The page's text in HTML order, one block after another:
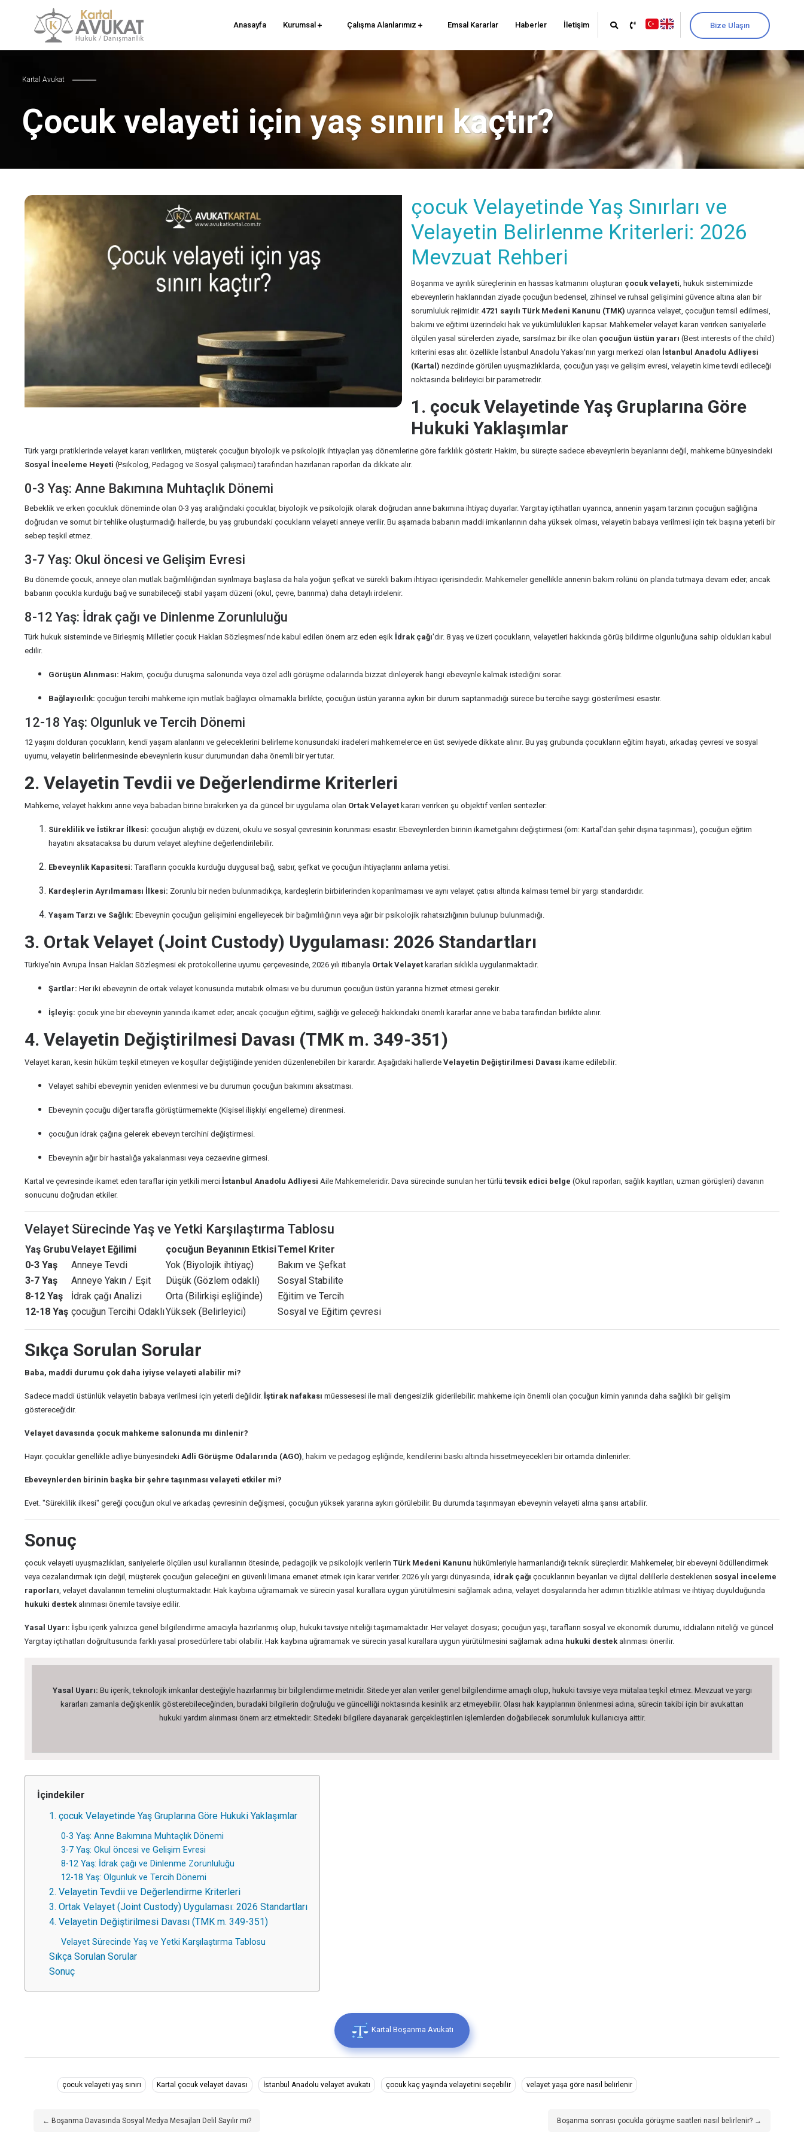
Anasayfa Kurumsal Çalışma Alanlarımız Emsal Kararlar Haberler İletişim Bize Ulaşın
Kartal Avukat
Çocuk velayeti için yaş sınırı kaçtır?
çocuk Velayetinde Yaş Sınırları ve
Velayetin Belirlenme Kriterleri: 2026
Mevzuat Rehberi
Boşanma ve ayrılık süreçlerinin en hassas katmanını oluşturan çocuk velayeti, hukuk sistemimizde
ebeveynlerin haklarından ziyade çocuğun bedensel, zihinsel ve ruhsal gelişimini güvence altına alan bir
sorumluluk rejimidir. 4721 sayılı Türk Medeni Kanunu (TMK) uyarınca velayet, çocuğun temsil edilmesi,
bakımı ve eğitimi üzerindeki hak ve yükümlülükleri kapsar. Mahkemeler velayet kararı verirken saniyelerle
ölçülen yasal sürelerden ziyade, sarsılmaz bir ilke olan çocuğun üstün yararı (Best interests of the child)
kriterini esas alır. özellikle İstanbul Anadolu Yakası’nın yargı merkezi olan İstanbul Anadolu Adliyesi
(Kartal) nezdinde görülen uyuşmazlıklarda, çocuğun yaşı ve gelişim evresi, velayetin kime tevdi edileceği
noktasında belirleyici bir parametredir.
1. çocuk Velayetinde Yaş Gruplarına Göre
Hukuki Yaklaşımlar
Türk yargı pratiklerinde velayet kararı verilirken, müşterek çocuğun biyolojik ve psikolojik ihtiyaçları yaş dönemlerine göre farklılık gösterir. Hakim, bu süreçte sadece ebeveynlerin beyanlarını değil, mahkeme bünyesindeki
Sosyal İnceleme Heyeti (Psikolog, Pedagog ve Sosyal çalışmacı) tarafından hazırlanan raporları da dikkate alır.
0-3 Yaş: Anne Bakımına Muhtaçlık Dönemi
Bebeklik ve erken çocukluk döneminde olan 0-3 yaş aralığındaki çocuklar, biyolojik ve psikolojik olarak doğrudan anne bakımına ihtiyaç duyarlar. Yargıtay içtihatları uyarınca, annenin yaşam tarzının çocuğun sağlığına
doğrudan ve somut bir tehlike oluşturmadığı hallerde, bu yaş grubundaki çocukların velayeti anneye verilir. Bu aşamada babanın maddi imkanlarının daha yüksek olması, velayetin babaya verilmesi için tek başına yeterli bir
sebep teşkil etmez.
3-7 Yaş: Okul öncesi ve Gelişim Evresi
Bu dönemde çocuk, anneye olan mutlak bağımlılığından sıyrılmaya başlasa da hala yoğun şefkat ve sürekli bakım ihtiyacı içerisindedir. Mahkemeler genellikle annenin bakım rolünü ön planda tutmaya devam eder; ancak
babanın çocukla kurduğu bağ ve sunabileceği stabil yaşam düzeni (okul, çevre, barınma) daha detaylı irdelenir.
8-12 Yaş: İdrak çağı ve Dinlenme Zorunluluğu
Türk hukuk sisteminde ve Birleşmiş Milletler çocuk Hakları Sözleşmesi’nde kabul edilen önem arz eden eşik İdrak çağı'dır. 8 yaş ve üzeri çocukların, velayetleri hakkında görüş bildirme olgunluğuna sahip oldukları kabul
edilir.
Görüşün Alınması: Hakim, çocuğu duruşma salonunda veya özel adli görüşme odalarında bizzat dinleyerek hangi ebeveynle kalmak istediğini sorar.
Bağlayıcılık: çocuğun tercihi mahkeme için mutlak bağlayıcı olmamakla birlikte, çocuğun üstün yararına aykırı bir durum saptanmadığı sürece bu tercihe saygı gösterilmesi esastır.
12-18 Yaş: Olgunluk ve Tercih Dönemi
12 yaşını dolduran çocukların, kendi yaşam alanlarını ve geleceklerini belirleme konusundaki iradeleri mahkemelerce en üst seviyede dikkate alınır. Bu yaş grubunda çocukların eğitim hayatı, arkadaş çevresi ve sosyal
uyumu, velayetin belirlenmesinde ebeveynlerin kusur durumundan daha önemli bir yer tutar.
2. Velayetin Tevdii ve Değerlendirme Kriterleri
Mahkeme, velayet hakkını anne veya babadan birine bırakırken ya da güncel bir uygulama olan Ortak Velayet kararı verirken şu objektif verileri sentezler:
Süreklilik ve İstikrar İlkesi: çocuğun alıştığı ev düzeni, okulu ve sosyal çevresinin korunması esastır. Ebeveynlerden birinin ikametgahını değiştirmesi (örn: Kartal'dan şehir dışına taşınması), çocuğun eğitim
hayatını aksatacaksa bu durum velayet aleyhine değerlendirilebilir.
Ebeveynlik Kapasitesi: Tarafların çocukla kurduğu duygusal bağ, sabır, şefkat ve çocuğun ihtiyaçlarını anlama yetisi.
Kardeşlerin Ayrılmaması İlkesi: Zorunlu bir neden bulunmadıkça, kardeşlerin birbirlerinden koparılmaması ve aynı velayet çatısı altında kalması temel bir yargı standardıdır.
Yaşam Tarzı ve Sağlık: Ebeveynin çocuğun gelişimini engelleyecek bir bağımlılığının veya ağır bir psikolojik rahatsızlığının bulunup bulunmadığı.
3. Ortak Velayet (Joint Custody) Uygulaması: 2026 Standartları
Türkiye'nin Avrupa İnsan Hakları Sözleşmesi ek protokollerine uyumu çerçevesinde, 2026 yılı itibarıyla Ortak Velayet kararları sıklıkla uygulanmaktadır.
Şartlar: Her iki ebeveynin de ortak velayet konusunda mutabık olması ve bu durumun çocuğun üstün yararına hizmet etmesi gerekir.
İşleyiş: çocuk yine bir ebeveynin yanında ikamet eder; ancak çocuğun eğitimi, sağlığı ve geleceği hakkındaki önemli kararlar anne ve baba tarafından birlikte alınır.
4. Velayetin Değiştirilmesi Davası (TMK m. 349-351)
Velayet kararı, kesin hüküm teşkil etmeyen ve koşullar değiştiğinde yeniden düzenlenebilen bir karardır. Aşağıdaki hallerde Velayetin Değiştirilmesi Davası ikame edilebilir:
Velayet sahibi ebeveynin yeniden evlenmesi ve bu durumun çocuğun bakımını aksatması.
Ebeveynin çocuğu diğer tarafla görüştürmemekte (Kişisel ilişkiyi engelleme) direnmesi.
çocuğun idrak çağına gelerek ebeveyn tercihini değiştirmesi.
Ebeveynin ağır bir hastalığa yakalanması veya cezaevine girmesi.
Kartal ve çevresinde ikamet eden taraflar için yetkili merci İstanbul Anadolu Adliyesi Aile Mahkemeleridir. Dava sürecinde sunulan her türlü tevsik edici belge (Okul raporları, sağlık kayıtları, uzman görüşleri) davanın
sonucunu doğrudan etkiler.
Velayet Sürecinde Yaş ve Yetki Karşılaştırma Tablosu
Yaş GrubuVelayet Eğilimi çocuğun Beyanının EtkisiTemel Kriter
0-3 Yaş
Anneye Tevdi Yok (Biyolojik ihtiyaç)
Bakım ve Şefkat
3-7 Yaş
Anneye Yakın / Eşit Düşük (Gözlem odaklı)
Sosyal Stabilite
8-12 Yaş
İdrak çağı Analizi Orta (Bilirkişi eşliğinde)
Eğitim ve Tercih
12-18 Yaş çocuğun Tercihi OdaklıYüksek (Belirleyici) Sosyal ve Eğitim çevresi
Sıkça Sorulan Sorular
Baba, maddi durumu çok daha iyiyse velayeti alabilir mi?
Sadece maddi üstünlük velayetin babaya verilmesi için yeterli değildir. İştirak nafakası müessesesi ile mali dengesizlik giderilebilir; mahkeme için önemli olan çocuğun kimin yanında daha sağlıklı bir gelişim
göstereceğidir.
Velayet davasında çocuk mahkeme salonunda mı dinlenir?
Hayır. çocuklar genellikle adliye bünyesindeki Adli Görüşme Odalarında (AGO), hakim ve pedagog eşliğinde, kendilerini baskı altında hissetmeyecekleri bir ortamda dinlenirler.
Ebeveynlerden birinin başka bir şehre taşınması velayeti etkiler mi?
Evet. "Süreklilik ilkesi" gereği çocuğun okul ve arkadaş çevresinin değişmesi, çocuğun yüksek yararına aykırı görülebilir. Bu durumda taşınmayan ebeveynin velayeti alma şansı artabilir.
Sonuç
çocuk velayeti uyuşmazlıkları, saniyelerle ölçülen usul kurallarının ötesinde, pedagojik ve psikolojik verilerin Türk Medeni Kanunu hükümleriyle harmanlandığı teknik süreçlerdir. Mahkemeler, bir ebeveyni ödüllendirmek
veya cezalandırmak için değil, müşterek çocuğun geleceğini en güvenli limana emanet etmek için karar verirler. 2026 yılı yargı dünyasında, idrak çağı çocuklarının beyanları ve dijital delillerle desteklenen sosyal inceleme
raporları, velayet davalarının temelini oluşturmaktadır. Hak kaybına uğramamak ve sürecin yasal kurallara uygun yürütülmesini sağlamak adına, velayet dosyalarında her adımın titizlikle atılması ve ihtiyaç duyulduğunda
hukuki destek alınması önemle tavsiye edilir.
Yasal Uyarı: İşbu içerik yalnızca genel bilgilendirme amacıyla hazırlanmış olup, hukuki tavsiye niteliği taşımamaktadır. Her velayet dosyası; çocuğun yaşı, tarafların sosyal ve ekonomik durumu, iddiaların niteliği ve güncel
Yargıtay içtihatları doğrultusunda farklı yasal prosedürlere tabi olabilir. Hak kaybına uğramamak ve sürecin yasal kurallara uygun yürütülmesini sağlamak adına hukuki destek alınması önerilir.
Yasal Uyarı: Bu içerik, teknolojik imkanlar desteğiyle hazırlanmış bir bilgilendirme metnidir. Sitede yer alan veriler genel bilgilendirme amaçlı olup, hukuki tavsiye veya mütalaa teşkil etmez. Mevzuat ve yargı
kararları zamanla değişkenlik gösterebileceğinden, buradaki bilgilerin doğruluğu ve güncelliği noktasında kesinlik arz etmeyebilir. Olası hak kayıplarının önlenmesi adına, sürecin takibi için bir avukattan
hukuki yardım alınması önem arz etmektedir. Sitedeki bilgilere dayanarak gerçekleştirilen işlemlerden doğabilecek sorumluluk kullanıcıya aittir.
İçindekiler
1. çocuk Velayetinde Yaş Gruplarına Göre Hukuki Yaklaşımlar
0-3 Yaş: Anne Bakımına Muhtaçlık Dönemi
3-7 Yaş: Okul öncesi ve Gelişim Evresi
8-12 Yaş: İdrak çağı ve Dinlenme Zorunluluğu
12-18 Yaş: Olgunluk ve Tercih Dönemi
2. Velayetin Tevdii ve Değerlendirme Kriterleri
3. Ortak Velayet (Joint Custody) Uygulaması: 2026 Standartları
4. Velayetin Değiştirilmesi Davası (TMK m. 349-351)
Velayet Sürecinde Yaş ve Yetki Karşılaştırma Tablosu
Sıkça Sorulan Sorular
Sonuç
Kartal Boşanma Avukatı
çocuk velayeti yaş sınırı Kartal çocuk velayet davası İstanbul Anadolu velayet avukatı çocuk kaç yaşında velayetini seçebilir velayet yaşa göre nasıl belirlenir
← Boşanma Davasında Sosyal Medya Mesajları Delil Sayılır mı? Boşanma sonrası çocukla görüşme saatleri nasıl belirlenir? →